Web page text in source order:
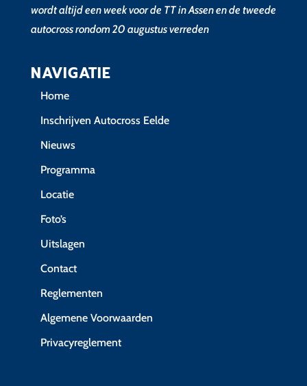
wordt altijd een week voor de TT in Assen en de tweede
autocross rondom 20 augustus verreden
NAVIGATIE
Home
Inschrijven Autocross Eelde
Nieuws
Programma
Locatie
Foto’s
Uitslagen
Contact
Reglementen
Algemene Voorwaarden
Privacyreglement